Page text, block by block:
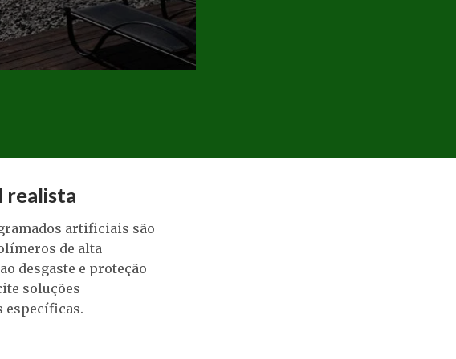
realista
artificiais são
de alta
desgaste e proteção
soluções
específicas.